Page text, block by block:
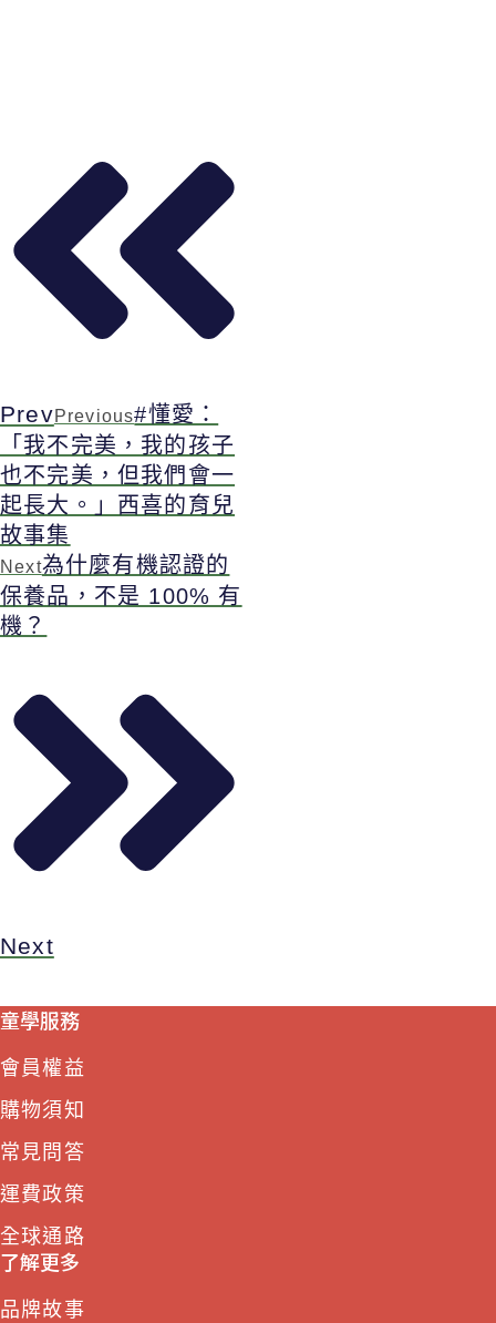
PrevPrevious#懂愛：
「我不完美，我的孩子
也不完美，但我們會一
起長大。」西喜的育兒
故事集
Next為什麼有機認證的
保養品，不是 100% 有
機？
Next
童學服務
會員權益
購物須知
常見問答
運費政策
全球通路
了解更多
品牌故事